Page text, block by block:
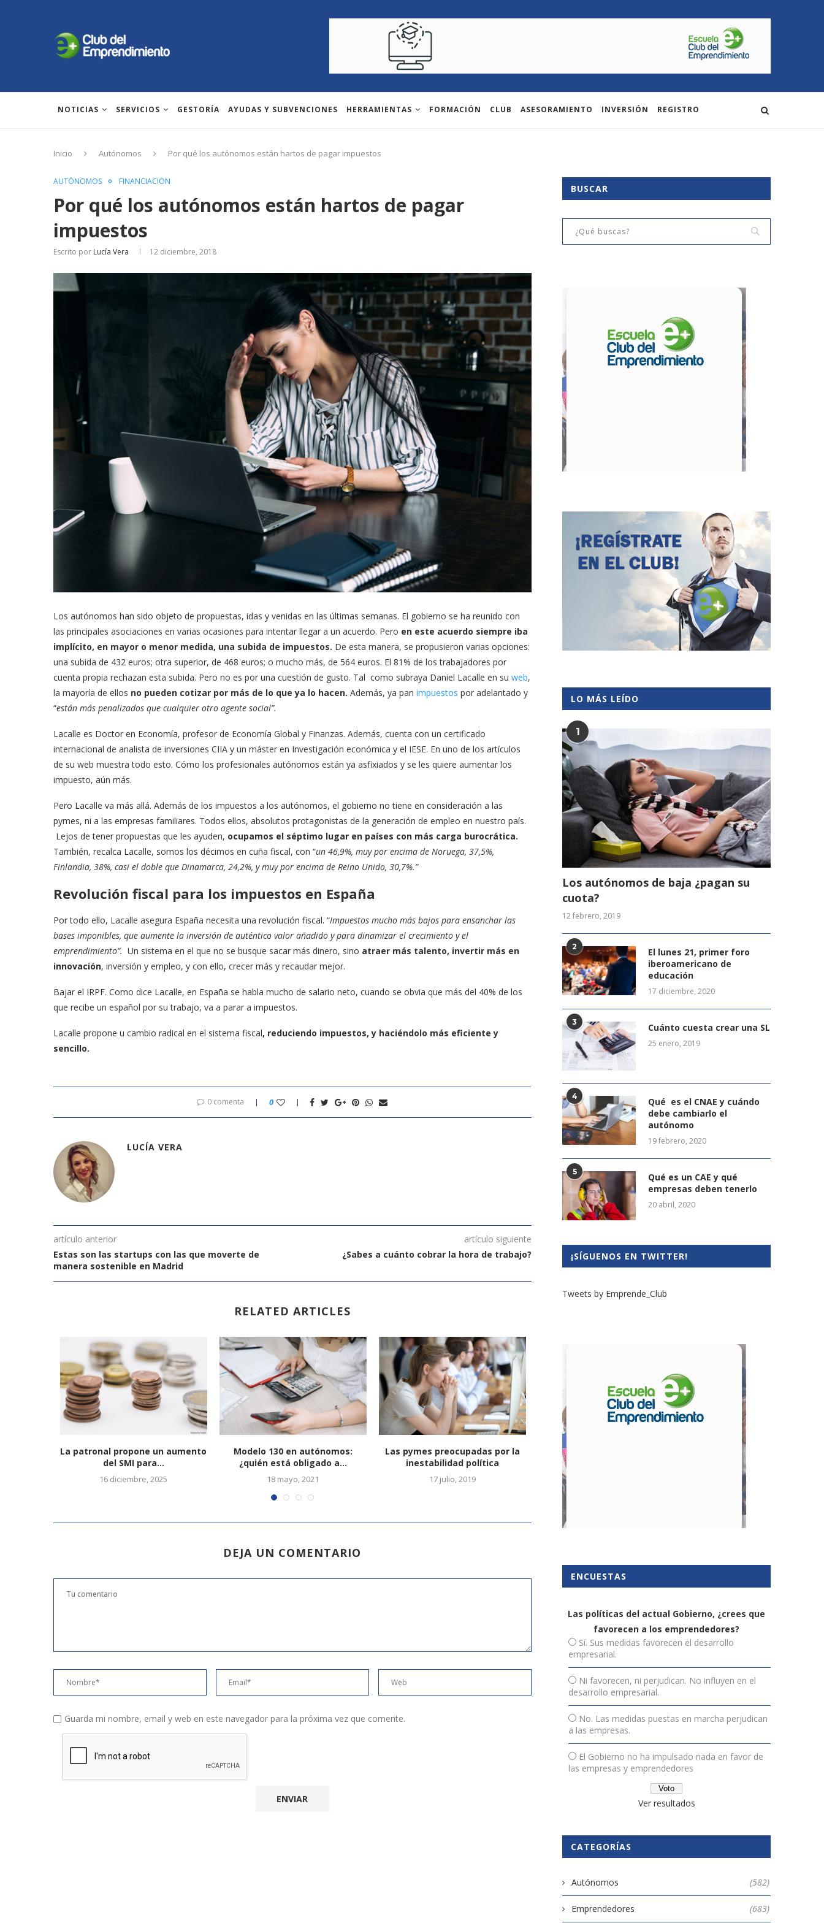
NOTICIAS SERVICIOS GESTORÍA AYUDAS Y SUBVENCIONES HERRAMIENTAS FORMACIÓN CLUB ASESORAMIENTO INVERSIÓN REGISTRO
Inicio Autónomos Por qué los autónomos están hartos de pagar impuestos
AUTÓNOMOS FINANCIACIÓN
Por qué los autónomos están hartos de pagar
impuestos
Escrito por Lucía Vera 12 diciembre, 2018
Los autónomos han sido objeto de propuestas, idas y venidas en las últimas semanas. El gobierno se ha reunido con
las principales asociaciones en varias ocasiones para intentar llegar a un acuerdo. Pero en este acuerdo siempre iba
implícito, en mayor o menor medida, una subida de impuestos. De esta manera, se propusieron varias opciones:
una subida de 432 euros; otra superior, de 468 euros; o mucho más, de 564 euros. El 81% de los trabajadores por
cuenta propia rechazan esta subida. Pero no es por una cuestión de gusto. Tal como subraya Daniel Lacalle en su web,
la mayoría de ellos no pueden cotizar por más de lo que ya lo hacen. Además, ya pan impuestos por adelantado y
“están más penalizados que cualquier otro agente social”.
Lacalle es Doctor en Economía, profesor de Economía Global y Finanzas. Además, cuenta con un certificado
internacional de analista de inversiones CIIA y un máster en Investigación económica y el IESE. En uno de los artículos
de su web muestra todo esto. Cómo los profesionales autónomos están ya asfixiados y se les quiere aumentar los
impuesto, aún más.
Pero Lacalle va más allá. Además de los impuestos a los autónomos, el gobierno no tiene en consideración a las
pymes, ni a las empresas familiares. Todos ellos, absolutos protagonistas de la generación de empleo en nuestro país.
Lejos de tener propuestas que les ayuden, ocupamos el séptimo lugar en países con más carga burocrática.
También, recalca Lacalle, somos los décimos en cuña fiscal, con “un 46,9%, muy por encima de Noruega, 37,5%,
Finlandia, 38%, casi el doble que Dinamarca, 24,2%, y muy por encima de Reino Unido, 30,7%.”
Revolución fiscal para los impuestos en España
Por todo ello, Lacalle asegura España necesita una revolución fiscal. “Impuestos mucho más bajos para ensanchar las
bases imponibles, que aumente la inversión de auténtico valor añadido y para dinamizar el crecimiento y el
emprendimiento”. Un sistema en el que no se busque sacar más dinero, sino atraer más talento, invertir más en
innovación, inversión y empleo, y con ello, crecer más y recaudar mejor.
Bajar el IRPF. Como dice Lacalle, en España se habla mucho de salario neto, cuando se obvia que más del 40% de los
que recibe un español por su trabajo, va a parar a impuestos.
Lacalle propone u cambio radical en el sistema fiscal, reduciendo impuestos, y haciéndolo más eficiente y
sencillo.
0 comenta 0
LUCÍA VERA
artículo anterior
Estas son las startups con las que moverte de
manera sostenible en Madrid
artículo siguiente
¿Sabes a cuánto cobrar la hora de trabajo?
RELATED ARTICLES
La patronal propone un aumento
del SMI para...
16 diciembre, 2025
Modelo 130 en autónomos:
¿quién está obligado a...
18 mayo, 2021
Las pymes preocupadas por la
inestabilidad política
17 julio, 2019
Ayudas para afrontar los
impagos de los autónomos
Software de gestión de
para autónomos: qué...
DEJA UN COMENTARIO
Guarda mi nombre, email y web en este navegador para la próxima vez que comente.
BUSCAR
LO MÁS LEÍDO
1
Los autónomos de baja ¿pagan su
cuota?
12 febrero, 2019
2
El lunes 21, primer foro
iberoamericano de
educación
17 diciembre, 2020
3 Cuánto cuesta crear una SL
25 enero, 2019
4
Qué es el CNAE y cuándo
debe cambiarlo el
autónomo
19 febrero, 2020
5
Qué es un CAE y qué
empresas deben tenerlo
20 abril, 2020
¡SÍGUENOS EN TWITTER!
Tweets by Emprende_Club
ENCUESTAS
Las políticas del actual Gobierno, ¿crees que
favorecen a los emprendedores?
Sí. Sus medidas favorecen el desarrollo
empresarial.
Ni favorecen, ni perjudican. No influyen en el
desarrollo empresarial.
No. Las medidas puestas en marcha perjudican
a las empresas.
El Gobierno no ha impulsado nada en favor de
las empresas y emprendedores
Ver resultados
CATEGORÍAS
Autónomos (582)
Emprendedores (683)